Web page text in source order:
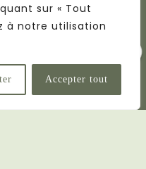
sur « Tout
à notre utilisation
Accepter tout
2027